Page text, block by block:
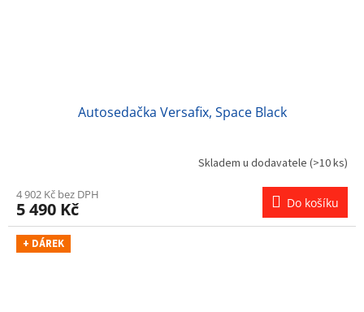
Autosedačka Versafix, Space Black
Skladem u dodavatele (>10 ks)
4 902 Kč bez DPH
5 490 Kč Do košíku
+ DÁREK